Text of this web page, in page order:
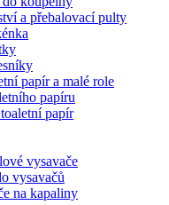
a přebalovací pulty
papír a malé role
papíru
papír
vysavače
vysavačů
na kapaliny